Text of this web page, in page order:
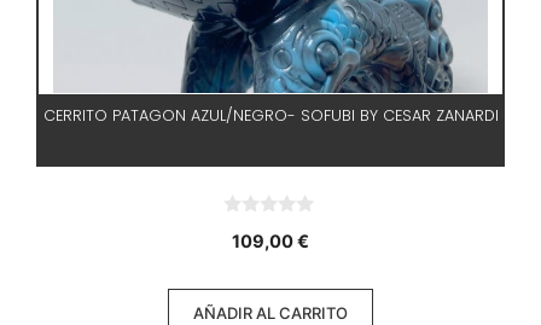
CERRITO PATAGON AZUL/NEGRO- SOFUBI BY CESAR ZANARDI
d109,00€
AÑADIR AL CARRITO